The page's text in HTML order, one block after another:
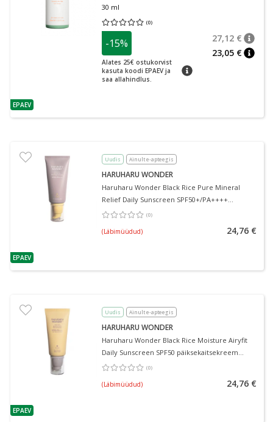
nõuanne
EPAEV
30 ml
(0)
Keskmine hinnang 0.00
-15%
Alates 25€ ostukorvist
kasuta koodi EPAEV ja
saa allahindlus.
nõuanne
27,12 €
23,05 €
nõuanne
EPAEV
Uudis Ainult e-apteegis
HARUHARU WONDER
Haruharu Wonder Black Rice Pure Mineral
Relief Daily Sunscreen SPF50+/PA++++
päiksekaitsekreem näole 50 ml
(0)
Keskmine hinnang 0.00
(Läbimüüdud) 24,76 €
nõuanne
EPAEV
Uudis Ainult e-apteegis
HARUHARU WONDER
Haruharu Wonder Black Rice Moisture Airyfit
Daily Sunscreen SPF50 päiksekaitsekreem
näole 50 ml
(0)
Keskmine hinnang 0.00
(Läbimüüdud) 24,76 €